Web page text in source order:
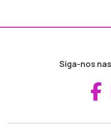
Siga-nos